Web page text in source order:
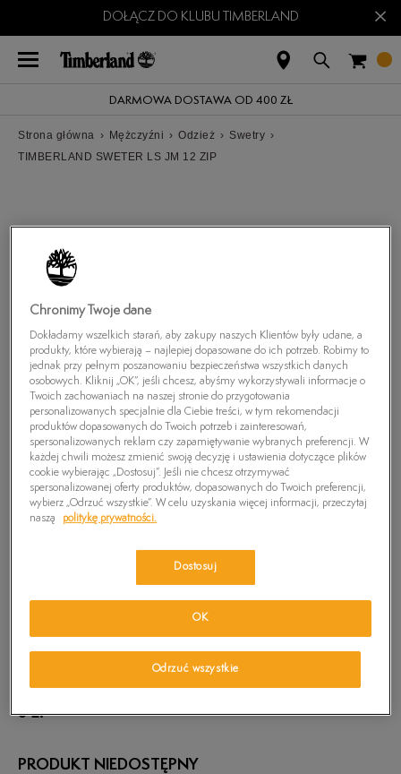
DOŁĄCZ DO KLUBU TIMBERLAND ×
DARMOWA DOSTAWA OD 400 ZŁ
Strona główna › Mężczyźni › Odzież › Swetry ›
TIMBERLAND SWETER LS JM 12 ZIP
TIMBERLAND SWETER LS JM 12 ZIP
0zł
PRODUKT NIEDOSTĘPNY
Chronimy Twoje dane
Dokładamy wszelkich starań, aby zakupy naszych Klientów były udane, a
produkty, które wybierają – najlepiej dopasowane do ich potrzeb. Robimy to
jednak przy pełnym poszanowaniu bezpieczeństwa wszystkich danych
osobowych. Kliknij „OK”, jeśli chcesz, abyśmy wykorzystywali informacje o
Twoich zachowaniach na naszej stronie do przygotowania
personalizowanych specjalnie dla Ciebie treści, w tym rekomendacji
produktów dopasowanych do Twoich potrzeb i zainteresowań,
spersonalizowanych reklam czy zapamiętywanie wybranych preferencji. W
każdej chwili możesz zmienić swoją decyzję i ustawienia dotyczące plików
cookie wybierając „Dostosuj”. Jeśli nie chcesz otrzymywać
spersonalizowanej oferty produktów, dopasowanych do Twoich preferencji,
wybierz „Odrzuć wszystkie”. W celu uzyskania więcej informacji, przeczytaj
naszą
politykę prywatności.
Dostosuj
Odrzuć wszystkie
OK